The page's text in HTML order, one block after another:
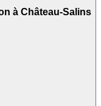
à Château-Salins